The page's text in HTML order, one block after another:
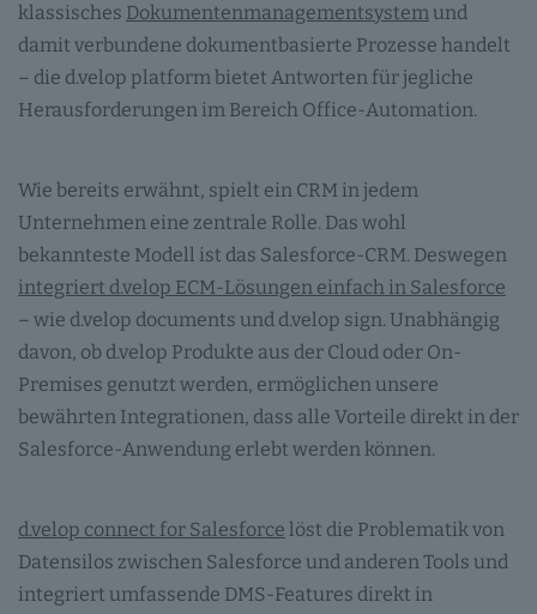
klassisches Dokumentenmanagementsystem und
damit verbundene dokumentbasierte Prozesse handelt
– die d.velop platform bietet Antworten für jegliche
Herausforderungen im Bereich Office-Automation.
Wie bereits erwähnt, spielt ein CRM in jedem
Unternehmen eine zentrale Rolle. Das wohl
bekannteste Modell ist das Salesforce-CRM. Deswegen
integriert d.velop ECM-Lösungen einfach in Salesforce
– wie d.velop documents und d.velop sign. Unabhängig
davon, ob d.velop Produkte aus der Cloud oder On-
Premises genutzt werden, ermöglichen unsere
bewährten Integrationen, dass alle Vorteile direkt in der
Salesforce-Anwendung erlebt werden können.
d.velop connect for Salesforce löst die Problematik von
Datensilos zwischen Salesforce und anderen Tools und
integriert umfassende DMS-Features direkt in